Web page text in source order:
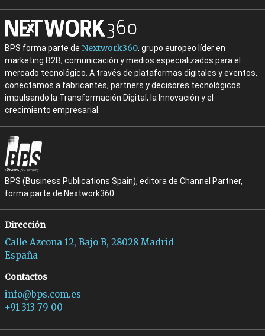
BPS forma parte de Nextwork360, grupo europeo líder en
marketing B2B, comunicación y medios especializados para el
mercado tecnológico. A través de plataformas digitales y eventos,
conectamos a fabricantes, partners y decisores tecnológicos
impulsando la Transformación Digital, la Innovación y el
crecimiento empresarial.
BPS (Business Publications Spain), editora de Channel Partner,
forma parte de Nextwork360.
Dirección
Calle Azcona 12, Bajo B, 28028 Madrid
España
Contactos
info@bps.com.es
+91 313 79 00